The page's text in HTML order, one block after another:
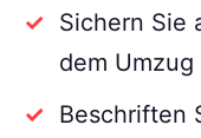
Sichern Sie
dem Umzug
Beschriften